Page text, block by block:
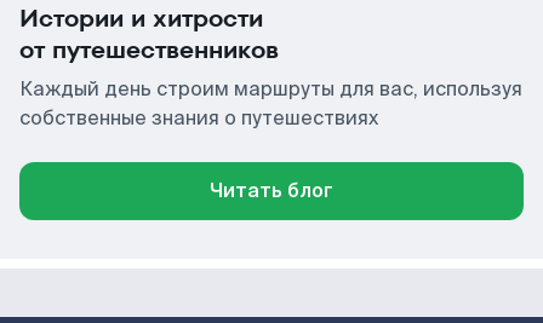
Истории и хитрости
от путешественников
Каждый день строим маршруты для вас, используя
собственные знания о путешествиях
Читать блог